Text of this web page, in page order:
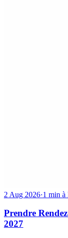
2 Aug 2026·1 min à
Prendre
2027